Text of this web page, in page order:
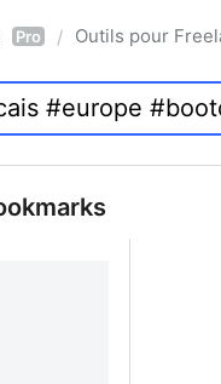
Pro / Outils pour